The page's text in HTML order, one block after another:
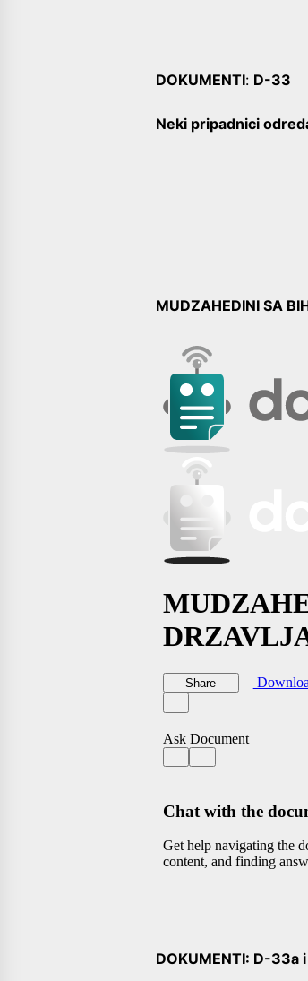
DOKUMENTI: D-33
Neki pripadnici
MUDZAHEDINI SA
DOKUMENTI: D-33a